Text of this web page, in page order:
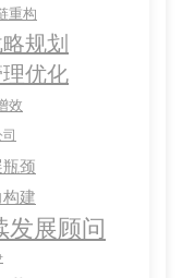
重构
规划
优化
效
颈
建
发展顾问